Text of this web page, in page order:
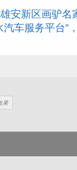
安新区画驴名
汽车服务平台”
果